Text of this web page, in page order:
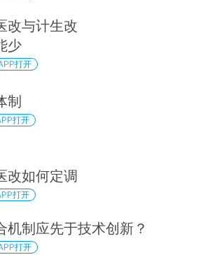
改与计生改
少
打开
制
打开
改如何定调
打开
机制应先于技术创新？
打开